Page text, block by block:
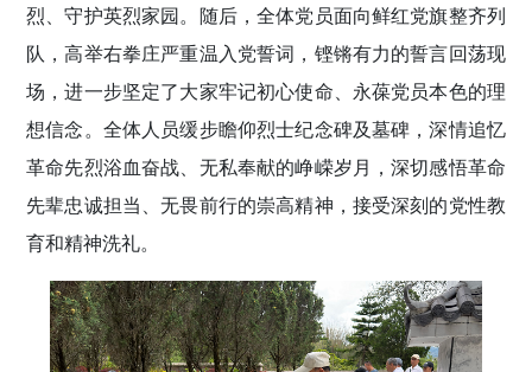
烈、守护英烈家园。随后，全体党员面向鲜红党旗整齐列
队，高举右拳庄严重温入党誓词，铿锵有力的誓言回荡现
场，进一步坚定了大家牢记初心使命、永葆党员本色的理
想信念。全体人员缓步瞻仰烈士纪念碑及墓碑，深情追忆
革命先烈浴血奋战、无私奉献的峥嵘岁月，深切感悟革命
先辈忠诚担当、无畏前行的崇高精神，接受深刻的党性教
育和精神洗礼。